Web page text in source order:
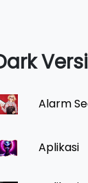
Alarm
Aplikasi